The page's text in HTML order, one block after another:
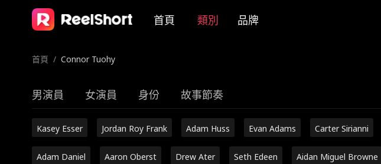
首頁 類別 品牌
首頁 / Connor Tuohy
男演員 女演員 身份 故事節奏
Kasey Esser Jordan Roy Frank Adam Huss Evan Adams Carter Sirianni
Adam Daniel Aaron Oberst Drew Ater Seth Edeen Aidan Miguel Browne